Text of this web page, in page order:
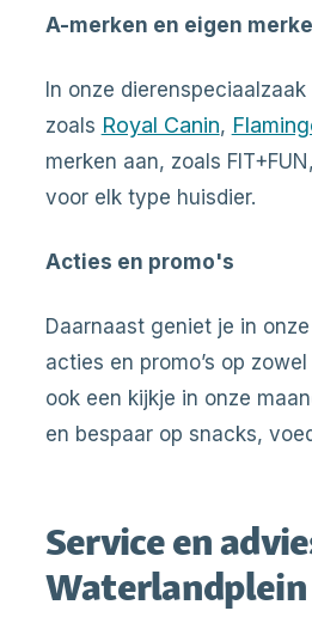
A-merken en eigen
In onze
zoals Royal Canin,
merken aan, zoals FIT+FUN,
voor elk type huisdier.
Acties en promo's
Daarnaast geniet je in
acties en promo’s op
ook een kijkje in onze
en bespaar op snacks,
Service en